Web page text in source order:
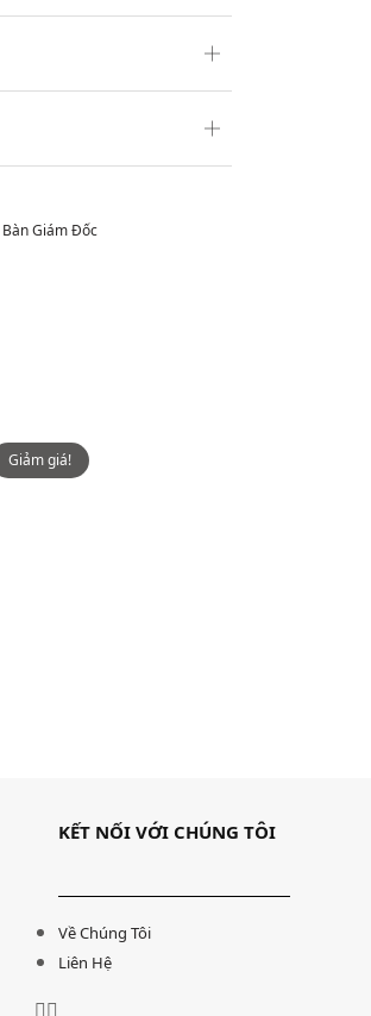
Bàn Giám Đốc
Giảm giá!
3,618,000₫
KẾT NỐI VỚI CHÚNG TÔI
Về Chúng Tôi
Liên Hệ